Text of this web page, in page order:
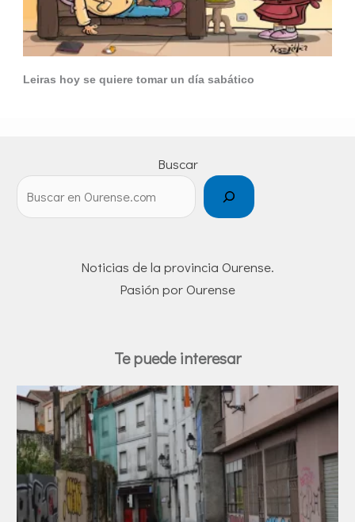
Leiras hoy se quiere tomar un día sabático
Buscar
Noticias de la provincia Ourense.
Pasión por Ourense
Te puede interesar